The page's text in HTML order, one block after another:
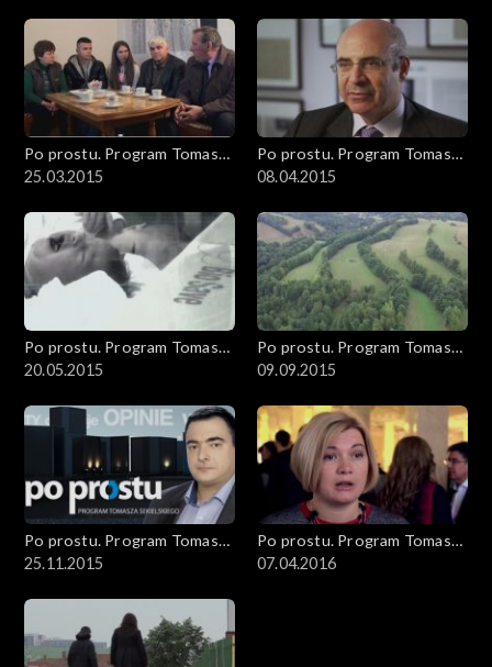
Po prostu. Program Tomasza
Sekielskiego
25.03.2015
Po prostu. Program Tomasza
Sekielskiego
08.04.2015
Po prostu. Program Tomasza
Sekielskiego
20.05.2015
Po prostu. Program Tomasza
Sekielskiego
09.09.2015
Po prostu. Program Tomasza
Sekielskiego
25.11.2015
Po prostu. Program Tomasza
Sekielskiego
07.04.2016